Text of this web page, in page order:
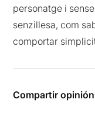
personatge i
senzillesa, com
comportar
Compartir opinión